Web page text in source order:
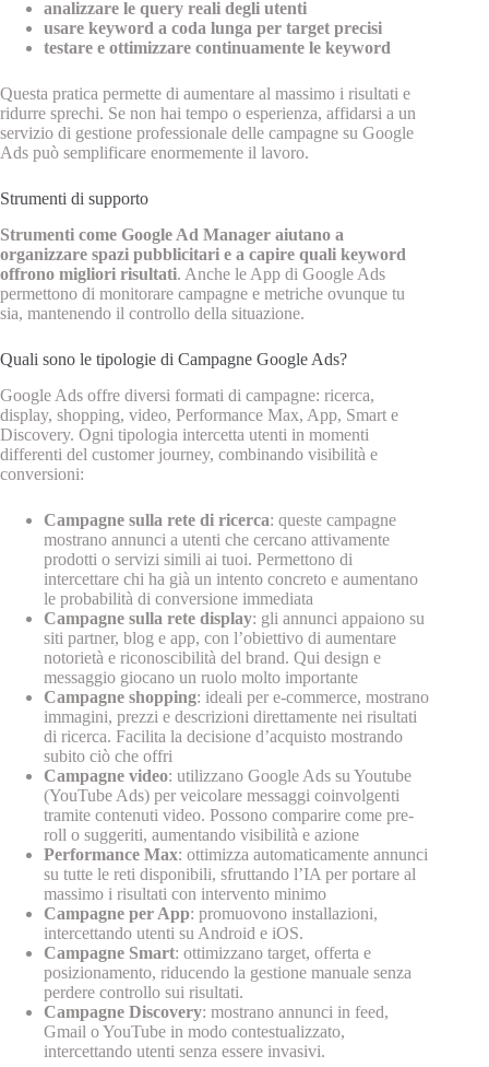
analizzare le query reali degli utenti
usare keyword a coda lunga per target precisi
testare e ottimizzare continuamente le keyword
Questa pratica permette di aumentare al massimo i risultati e
ridurre sprechi. Se non hai tempo o esperienza, affidarsi a un
servizio di gestione professionale delle campagne su Google
Ads può semplificare enormemente il lavoro.
Strumenti di supporto
Strumenti come Google Ad Manager aiutano a
organizzare spazi pubblicitari e a capire quali keyword
offrono migliori risultati. Anche le App di Google Ads
permettono di monitorare campagne e metriche ovunque tu
sia, mantenendo il controllo della situazione.
Quali sono le tipologie di Campagne Google Ads?
Google Ads offre diversi formati di campagne: ricerca,
display, shopping, video, Performance Max, App, Smart e
Discovery. Ogni tipologia intercetta utenti in momenti
differenti del customer journey, combinando visibilità e
conversioni:
Campagne sulla rete di ricerca: queste campagne
mostrano annunci a utenti che cercano attivamente
prodotti o servizi simili ai tuoi. Permettono di
intercettare chi ha già un intento concreto e aumentano
le probabilità di conversione immediata
Campagne sulla rete display: gli annunci appaiono su
siti partner, blog e app, con l’obiettivo di aumentare
notorietà e riconoscibilità del brand. Qui design e
messaggio giocano un ruolo molto importante
Campagne shopping: ideali per e-commerce, mostrano
immagini, prezzi e descrizioni direttamente nei risultati
di ricerca. Facilita la decisione d’acquisto mostrando
subito ciò che offri
Campagne video: utilizzano Google Ads su Youtube
(YouTube Ads) per veicolare messaggi coinvolgenti
tramite contenuti video. Possono comparire come pre-
roll o suggeriti, aumentando visibilità e azione
Performance Max: ottimizza automaticamente annunci
su tutte le reti disponibili, sfruttando l’IA per portare al
massimo i risultati con intervento minimo
Campagne per App: promuovono installazioni,
intercettando utenti su Android e iOS.
Campagne Smart: ottimizzano target, offerta e
posizionamento, riducendo la gestione manuale senza
perdere controllo sui risultati.
Campagne Discovery: mostrano annunci in feed,
Gmail o YouTube in modo contestualizzato,
intercettando utenti senza essere invasivi.